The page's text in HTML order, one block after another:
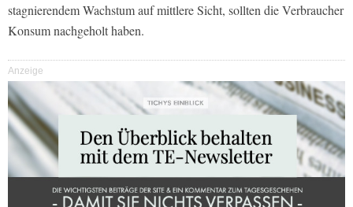
stagnierendem Wachstum auf mittlere Sicht, sollten die Verbraucher
Konsum nachgeholt haben.
Anzeige